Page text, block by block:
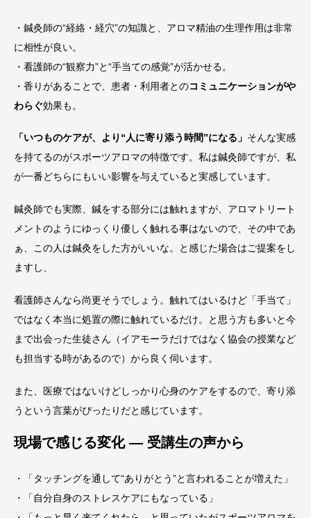
・鍼灸師の“経絡・経穴”の知識と、アロマ精油の生理作用は非常
に相性が良い。
・看護師の“観察力”と“手当ての感覚”が活かせる。
・香りがあることで、患者・利用者とのコミュニケーションがや
わらぐ効果も。
「いつものケアが、より“人に寄り添う時間”になる」 そんな実感
を持てるのがスポーツアロマの特徴です。私は鍼灸師ですが、私
が一番どちらにもいい影響を与えていると実感しています。
鍼灸師でも実際、鍼をする部分には触れますが、アロマトリート
メントのようにゆっくり優しく触れる事はないので、その中であ
ぁ、この人は鍼灸をした方がいいな。と感じた場合はご提案をし
ますし、
看護師さんなら尚更そうでしょう。触れてはいるけど「手当て」
ではなく本当に処置の際に触れているだけ。と思う方も多いと今
まで出会った生徒さん（イアモーラだけではなく協会の授業など
も担当する時があるので）から良く伺います。
また、医療ではないけどしっかり心身のケアをするので、寄り添
うという言葉がぴったりだと感じています。
現場で感じる変化 — 受講生の声から
・「タッチングを通して“ありがとう”と言われることが増えた」
・「自分自身のストレスケアにもなっている」